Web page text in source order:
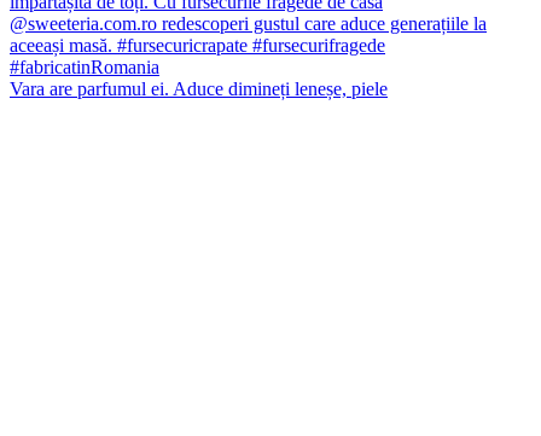
Vara are parfumul ei. Aduce dimineți leneșe, piele